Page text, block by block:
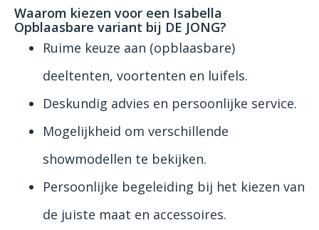
Waarom kiezen voor een Isabella
Opblaasbare variant bij DE JONG?
Ruime keuze aan (opblaasbare)
deeltenten, voortenten en luifels.
Deskundig advies en persoonlijke service.
Mogelijkheid om verschillende
showmodellen te bekijken.
Persoonlijke begeleiding bij het kiezen van
de juiste maat en accessoires.